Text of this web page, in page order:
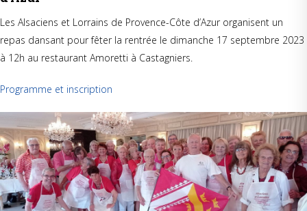
Les Alsaciens et Lorrains de Provence-Côte d’Azur organisent un
repas dansant pour fêter la rentrée le dimanche 17 septembre 2023
à 12h au restaurant Amoretti à Castagniers.
Programme et inscription